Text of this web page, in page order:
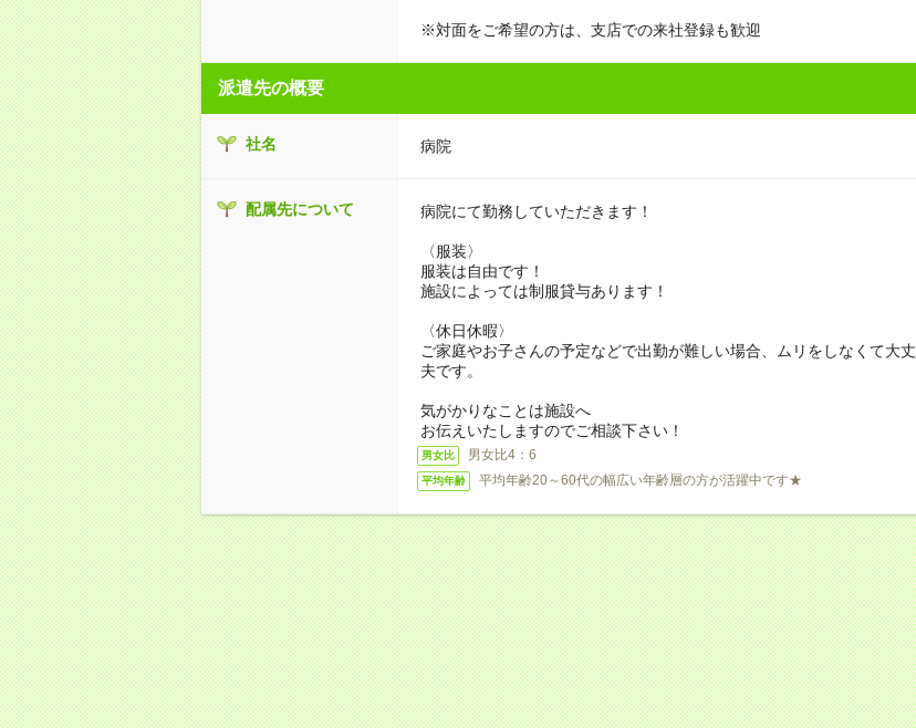
※対面をご希望の方は、支店での来社登録も歓迎
派遣先の概要
社名 病院
配属先について 病院にて勤務していただきます！
〈服装〉
服装は自由です！
施設によっては制服貸与あります！
〈休日休暇〉
ご家庭やお子さんの予定などで出勤が難しい場合、ムリをしなくて大丈
夫です。
気がかりなことは施設へ
お伝えいたしますのでご相談下さい！
男女比 男女比4：6
平均年齢 平均年齢20～60代の幅広い年齢層の方が活躍中です★